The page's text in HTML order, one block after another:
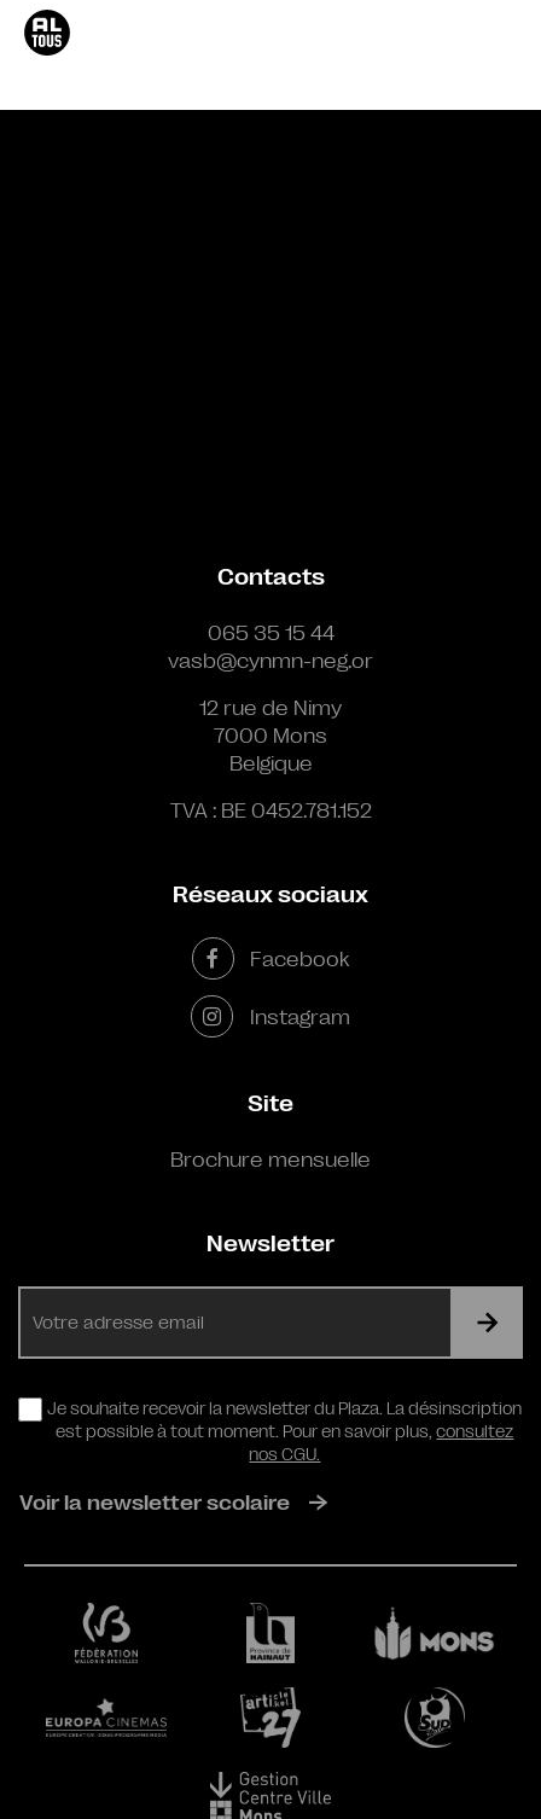
Contacts
065 35 15 44
vasb@cynmn-neg.or
12 rue de Nimy
7000 Mons
Belgique
TVA : BE 0452.781.152
Réseaux sociaux
Facebook
Instagram
Site
Brochure mensuelle
Newsletter
RGPD
Je souhaite recevoir la newsletter du Plaza. La désinscription
est possible à tout moment. Pour en savoir plus,consultez
nos CGU.
Voir la newsletter scolaire